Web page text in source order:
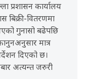
प्रशासन कार्यालय
बिक्री-वितरणमा
गुनासो बढेपछि
मात्र
दिएको छ।
अत्यन्त जरुरी